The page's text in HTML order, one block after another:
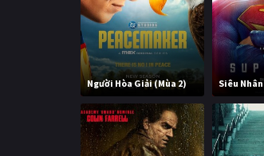
Người Hòa Giải (Mùa 2) Siêu Nhân